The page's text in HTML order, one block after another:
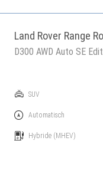
Land Rover Range
D300 AWD Auto SE
SUV
Automatisch
Hybride (MHEV)